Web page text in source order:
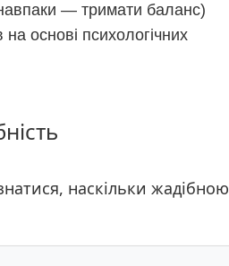
— тримати баланс)
основі психологічних
наскільки жадібною